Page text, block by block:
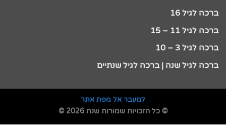
ברכה לגיל 16
ברכה לגיל 11 – 15
ברכה לגיל 3 – 10
ברכה לגיל שנה | ברכה לגיל שנתיים
למעבר אל מפת אתר
© כל הזכויות שמורות שנת 2026 ©